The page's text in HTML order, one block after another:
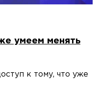
умеем менять
к тому, что уже